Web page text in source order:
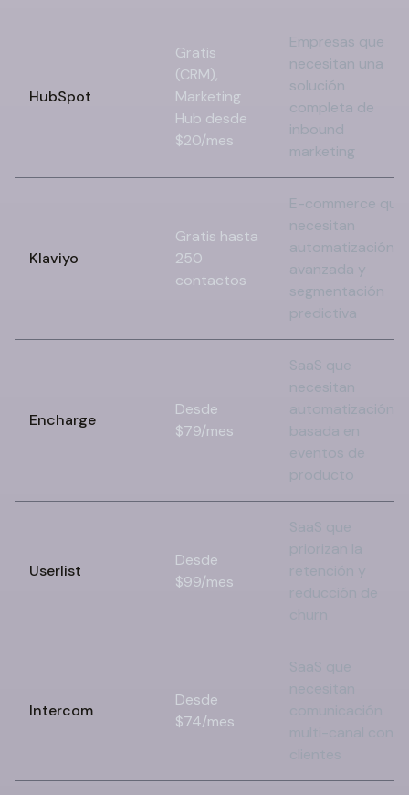
HubSpot
Gratis
(CRM),
Marketing
Hub desde
$20/mes
Empresas que
necesitan una
solución
completa de
inbound
marketing
Klaviyo
Gratis hasta
250
contactos
E-commerce que
necesitan
automatización
avanzada y
segmentación
predictiva
Encharge
Desde
$79/mes
SaaS que
necesitan
Userlist
Desde
$99/mes
Intercom
Desde
$74/mes